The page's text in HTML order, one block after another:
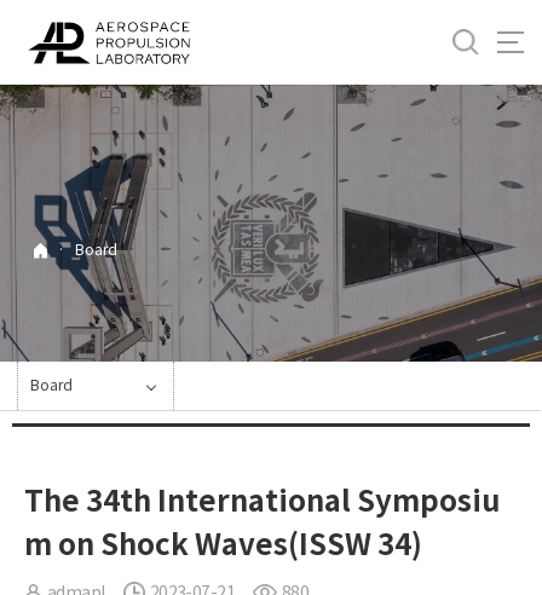
기
· Board
Board
The 34th International Symposiu
m on Shock Waves(ISSW 34)